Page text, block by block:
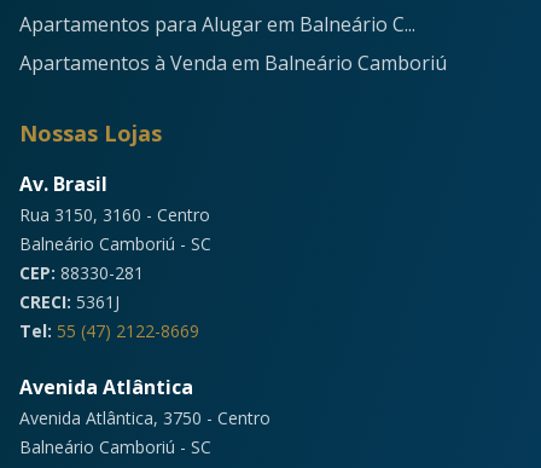
Apartamentos para Alugar em Balneário C...
Apartamentos à Venda em Balneário Camboriú
Nossas Lojas
Av. Brasil
Rua 3150, 3160 - Centro
Balneário Camboriú - SC
CEP: 88330-281
CRECI: 5361J
Tel: 55 (47) 2122-8669
Avenida Atlântica
Avenida Atlântica, 3750 - Centro
Balneário Camboriú - SC